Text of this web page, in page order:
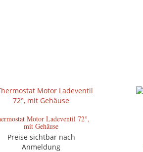
Motor Ladeventil 72°,
mit Gehäuse
Preise sichtbar nach
Anmeldung